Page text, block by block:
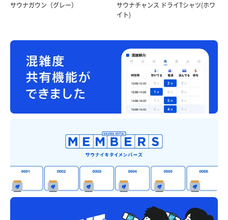
サウナガウン（グレー）
サウナチャンス ドライTシャツ(ホワ
イト)